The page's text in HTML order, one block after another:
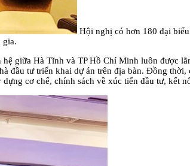
Hội nghị có hơn 180 đại
gia.
giữa Hà Tĩnh và TP Hồ Chí Minh luôn được
tư triển khai dự án trên địa bàn. Đồng thời,
cơ chế, chính sách về xúc tiến đầu tư, kết